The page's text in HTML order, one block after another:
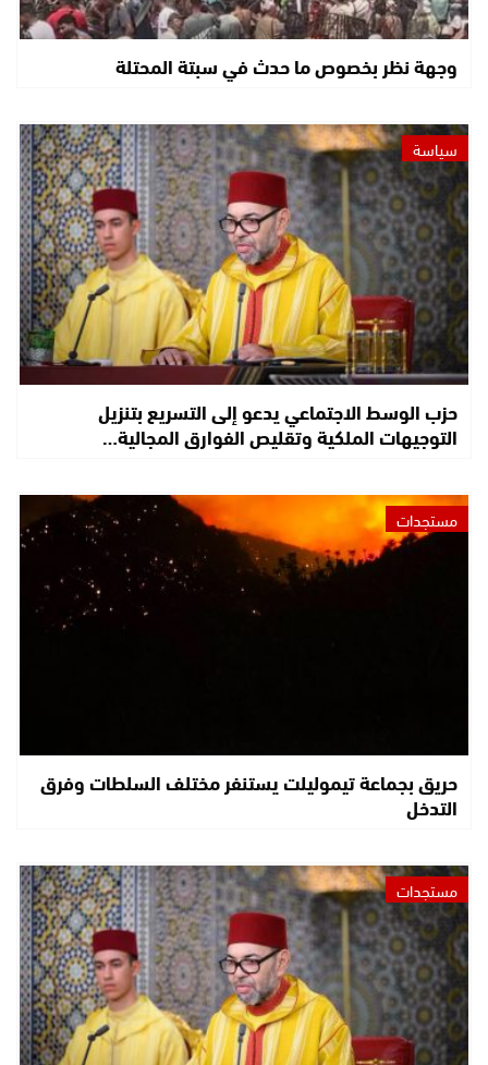
وجهة نظر بخصوص ما حدث في سبتة المحتلة
سياسة
حزب الوسط الاجتماعي يدعو إلى التسريع بتنزيل
التوجيهات الملكية وتقليص الفوارق المجالية…
مستجدات
حريق بجماعة تيموليلت يستنفر مختلف السلطات وفرق
التدخل
مستجدات